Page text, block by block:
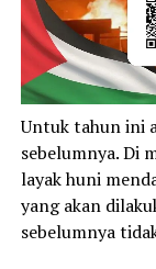
Untuk tahun ini
sebelumnya. Di
layak huni
yang akan
sebelumnya